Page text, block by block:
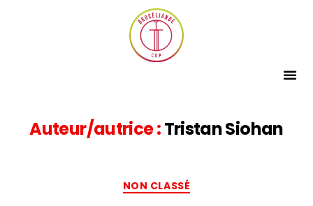
Auteur/autrice :Tristan Siohan
NON CLASSÉ